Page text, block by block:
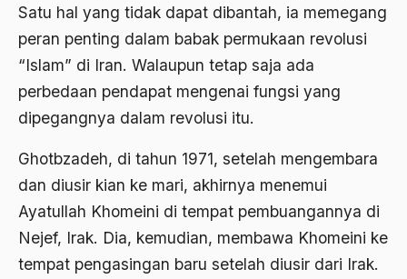
Satu hal yang tidak dapat dibantah, ia memegang
peran penting dalam babak permukaan revolusi
“Islam” di Iran. Walaupun tetap saja ada
perbedaan pendapat mengenai fungsi yang
dipegangnya dalam revolusi itu.
Ghotbzadeh, di tahun 1971, setelah mengembara
dan diusir kian ke mari, akhirnya menemui
Ayatullah Khomeini di tempat pembuangannya di
Nejef, Irak. Dia, kemudian, membawa Khomeini ke
tempat pengasingan baru setelah diusir dari Irak.
1999
1997
1996
1995
1994
1992
Abu Sangkan
Abu Zayd
Aceh
Ad-daulah
Adaptif Islam
adat